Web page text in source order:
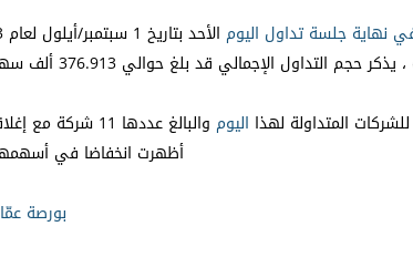
نهاية جلسة تداول اليوم
المتداولة لهذا اليوم
أظهرت انخفاضا في أسهمها
بورصة